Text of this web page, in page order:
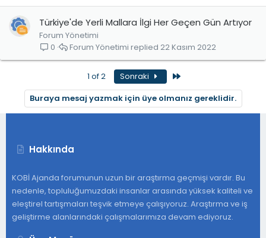
Türkiye'de Yerli Mallara İlgi Her Geçen Gün Artıyor
Forum Yönetimi
0
22 Kasım 2022
Forum Yönetimi
1 of 2 Sonraki
Buraya mesaj yazmak için üye olmanız gereklidir.
Hakkında
KOBİ Ajanda forumunun uzun bir araştırma geçmişi vardır. Bu
nedenle, topluluğumuzdaki insanlar arasında yüksek kaliteli ve
eleştirel tartışmaları teşvik etmeye çalışıyoruz. Araştırma ve iş
geliştirme alanlarındaki çalışmalarımıza devam ediyoruz.